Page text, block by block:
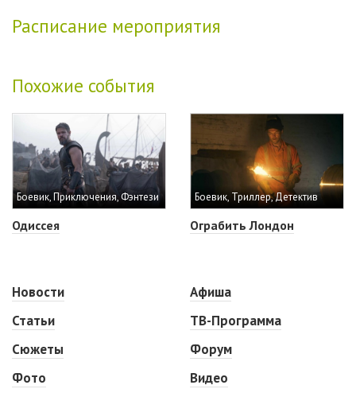
Расписание мероприятия
Похожие события
Боевик, Приключения, Фэнтези
Одиссея
Боевик, Триллер, Детектив
Ограбить Лондон
Новости
Статьи
Сюжеты
Фото
Афиша
ТВ-Программа
Форум
Видео